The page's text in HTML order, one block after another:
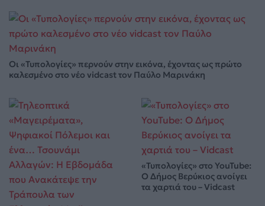
Οι «Τυπολογίες» περνούν στην εικόνα, έχοντας ως πρώτο
καλεσμένο στο νέο vidcast τον Παύλο Μαρινάκη
«Τυπολογίες» στο YouTube:
Ο Δήμος Βερύκιος ανοίγει
τα χαρτιά του – Vidcast